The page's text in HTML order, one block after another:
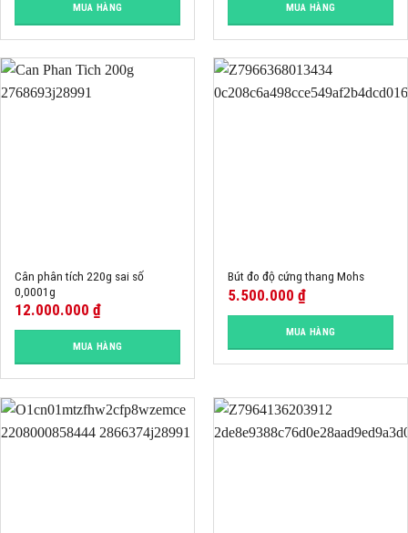
MUA HÀNG MUA HÀNG
Cân phân tích 220g sai số
0,0001g
12.000.000 ₫
MUA HÀNG
Bút đo độ cứng thang Mohs
5.500.000 ₫
MUA HÀNG